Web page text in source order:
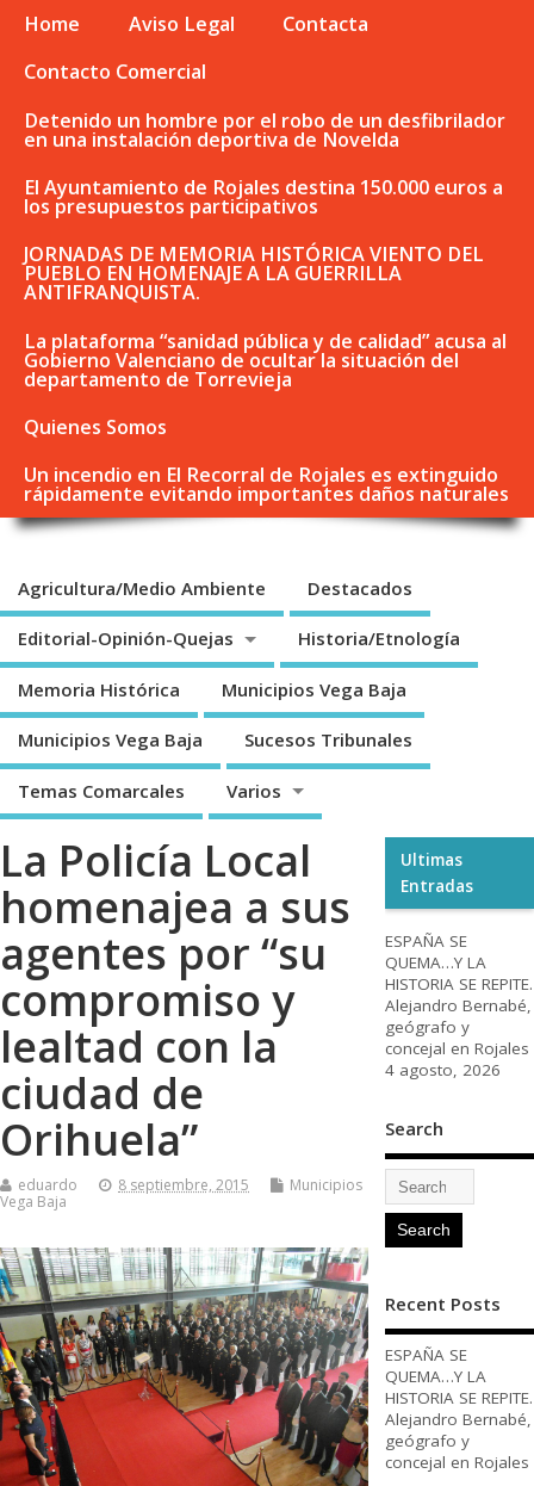
Home Aviso Legal
Contacta
Contacto Comercial
Detenido un hombre por el robo de un desfibrilador
en una instalación deportiva de Novelda
El Ayuntamiento de Rojales destina 150.000 euros a
los presupuestos participativos
JORNADAS DE MEMORIA HISTÓRICA VIENTO DEL
PUEBLO EN HOMENAJE A LA GUERRILLA
ANTIFRANQUISTA.
La plataforma “sanidad pública y de calidad” acusa al
Gobierno Valenciano de ocultar la situación del
departamento de Torrevieja
Quienes Somos
Un incendio en El Recorral de Rojales es extinguido
rápidamente evitando importantes daños naturales
Agricultura/Medio Ambiente Destacados
Editorial-Opinión-Quejas Historia/Etnología
Memoria Histórica Municipios Vega Baja
Municipios Vega Baja Sucesos Tribunales
Temas Comarcales Varios
La Policía Local
homenajea a sus
agentes por “su
compromiso y
lealtad con la
ciudad de
Orihuela”
eduardo 8 septiembre, 2015
Municipios
Vega Baja
Ultimas
Entradas
ESPAÑA SE
QUEMA…Y LA
HISTORIA SE REPITE.
Alejandro Bernabé,
geógrafo y
concejal en Rojales
4 agosto, 2026
Search
Recent Posts
ESPAÑA SE
QUEMA…Y LA
HISTORIA SE REPITE.
Alejandro Bernabé,
geógrafo y
concejal en Rojales